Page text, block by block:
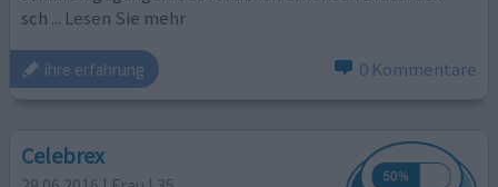
sch ... Lesen Sie mehr
ihre erfahrung 0 Kommentare
Celebrex